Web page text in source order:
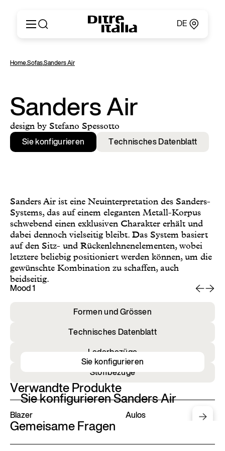
DE
Produkte
Kataloge und Materialien
Ditre Italia für Fachleute
Verkaufsstellen
Nachrichten & Presse
Geschützer Bereich
English
Español
Русский
简体中文
Home,Sofas,Sanders Air
Sanders Air
design by Stefano Spessotto
Sie konfigurieren Technisches Datenblatt
Sanders Air ist eine Neuinterpretation des Sanders-
Systems, das auf einem eleganten Metall-Korpus
schwebend einen exklusiven Charakter erhält und
dabei dennoch vielseitig bleibt. Das System basiert
auf den Sitz- und Rückenlehnenelementen, wobei
letztere beliebig positioniert werden können, um die
gewünschte Kombination zu schaffen, auch
beidseitig.
Mood 1
Formen und Grössen
Technisches Datenblatt
Lederbezüge
Stoffbezüge
Sie konfigurieren Sanders Air
Sie konfigurieren
Verwandte Produkte
Blazer Aulos
Gemeisame Fragen